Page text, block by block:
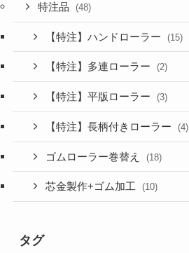
特注品 (48)
【特注】ハンドローラー (15)
【特注】多連ローラー (2)
【特注】平版ローラー (3)
【特注】長柄付きローラー (4)
ゴムローラー巻替え (18)
芯金製作+ゴム加工 (10)
タグ